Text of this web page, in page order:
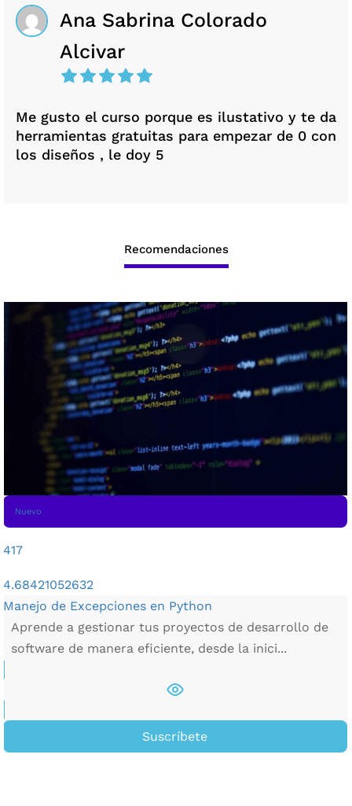
Ana Sabrina Colorado
Alcivar
Me gusto el curso porque es ilustativo y te da
herramientas gratuitas para empezar de 0 con
los diseños , le doy 5
Recomendaciones
Nuevo
417
4.68421052632
Manejo de Excepciones en Python
Aprende a gestionar tus proyectos de desarrollo de
software de manera eficiente, desde la inici...
Suscríbete